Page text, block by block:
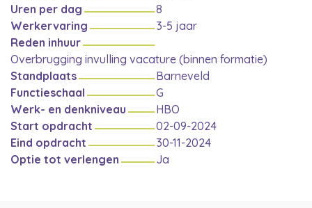
Uren per dag
8
Werkervaring
3-5 jaar
Reden inhuur
Overbrugging invulling vacature (binnen formatie)
Standplaats
Barneveld
Functieschaal
G
Werk- en denkniveau
HBO
Start opdracht
02-09-2024
Eind opdracht
30-11-2024
Optie tot verlengen
Ja